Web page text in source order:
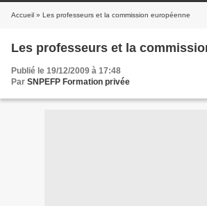
Accueil » Les professeurs et la commission européenne
Les professeurs et la
Publié le 19/12/2009 à 17:48
Par SNPEFP Formation privée